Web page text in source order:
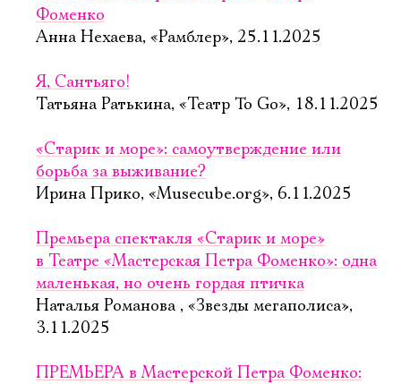
Фоменко
Анна Нехаева, «Рамблер», 25.11.2025
Я, Сантьяго!
Татьяна Ратькина, «Театр To Go», 18.11.2025
«Старик и море»: самоутверждение или
борьба за выживание?
Ирина Прико, «Musecube.org», 6.11.2025
Премьера спектакля «Старик и море»
в Театре «Мастерская Петра Фоменко»: одна
маленькая, но очень гордая птичка
Наталья Романова , «Звезды мегаполиса»,
3.11.2025
ПРЕМЬЕРА в Мастерской Петра Фоменко: